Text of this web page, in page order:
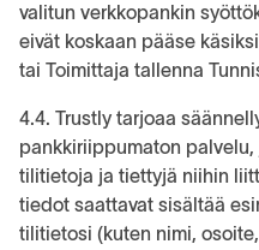
valitun verkkopankin
eivät koskaan pääse
tai Toimittaja tallenna
4.4. Trustly tarjoaa
pankkiriippumaton
tilitietoja ja tiettyjä niihin
tiedot saattavat sisältää
tilitietosi (kuten nimi,